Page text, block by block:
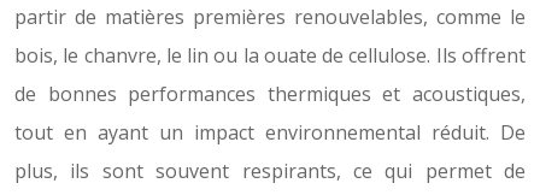
partir de matières premières renouvelables, comme le
bois, le chanvre, le lin ou la ouate de cellulose. Ils offrent
de bonnes performances thermiques et acoustiques,
tout en ayant un impact environnemental réduit. De
plus, ils sont souvent respirants, ce qui permet de